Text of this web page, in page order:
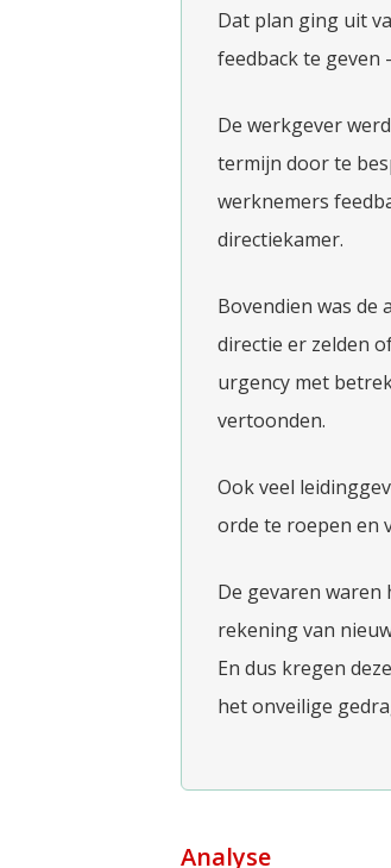
Dat plan ging uit
feedback te geven
De werkgever
termijn door te
werknemers
directiekamer.
Bovendien was de
directie er zelden
urgency met
vertoonden.
Ook veel
orde te roepen en
De gevaren waren
rekening van
En dus kregen
het onveilige
Analyse